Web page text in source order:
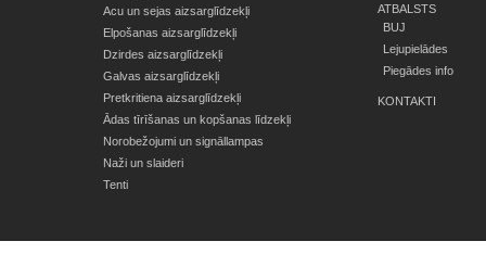
Acu un sejas aizsarglīdzekļi
Elpošanas aizsarglīdzekļi
Dzirdes aizsarglīdzekļi
Galvas aizsarglīdzekļi
Pretkritiena aizsarglīdzekļi
Ādas tīrīšanas un kopšanas līdzekļi
Norobežojumi un signāllampas
Naži un slaideri
Tenti
ATBALSTS
BUJ
Lejupielādes
Piegādes info
KONTAKTI